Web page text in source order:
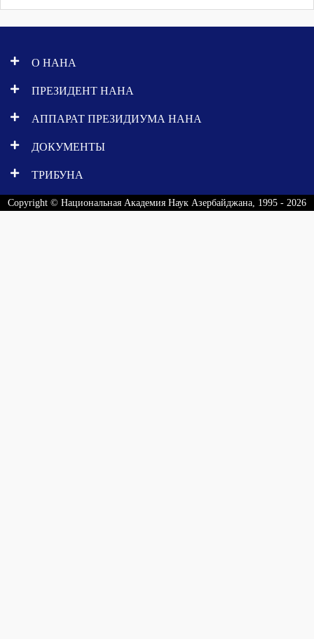
О НАНА
ПРЕЗИДЕНТ НАНА
АППАРАТ ПРЕЗИДИУМА НАНА
ДОКУМЕНТЫ
ТРИБУНА
Copyright © Национальная Академия Наук Азербайджана, 1995 - 2026